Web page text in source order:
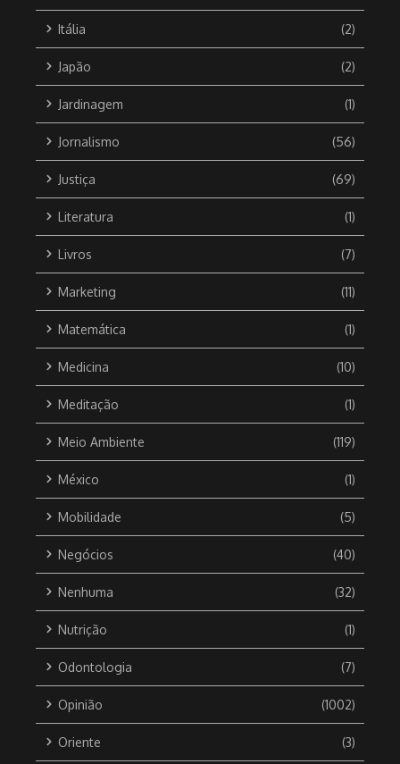
Itália (2)
Japão (2)
Jardinagem (1)
Jornalismo (56)
Justiça (69)
Literatura (1)
Livros (7)
Marketing (11)
Matemática (1)
Medicina (10)
Meditação (1)
Meio Ambiente (119)
México (1)
Mobilidade (5)
Negócios (40)
Nenhuma (32)
Nutrição (1)
Odontologia (7)
Opinião (1002)
Oriente (3)